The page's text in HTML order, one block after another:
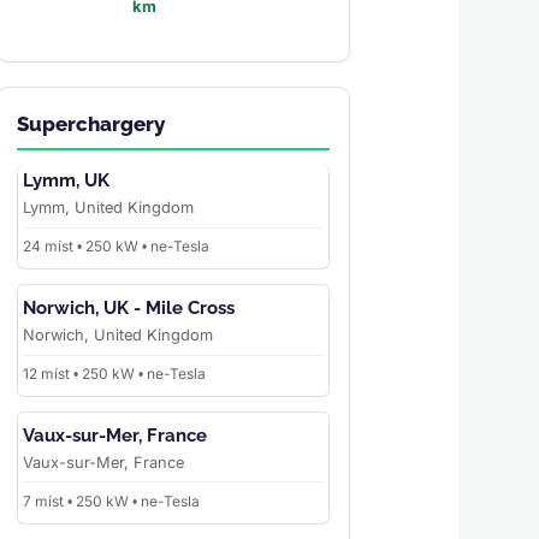
km
Superchargery
Lymm, UK
Lymm, United Kingdom
24 míst • 250 kW • ne-Tesla
Norwich, UK - Mile Cross
Norwich, United Kingdom
12 míst • 250 kW • ne-Tesla
Vaux-sur-Mer, France
Vaux-sur-Mer, France
7 míst • 250 kW • ne-Tesla